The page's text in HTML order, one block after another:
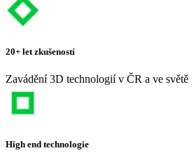
20+ let zkušeností
Zavádění 3D technologií v ČR a ve světě
High end technologie